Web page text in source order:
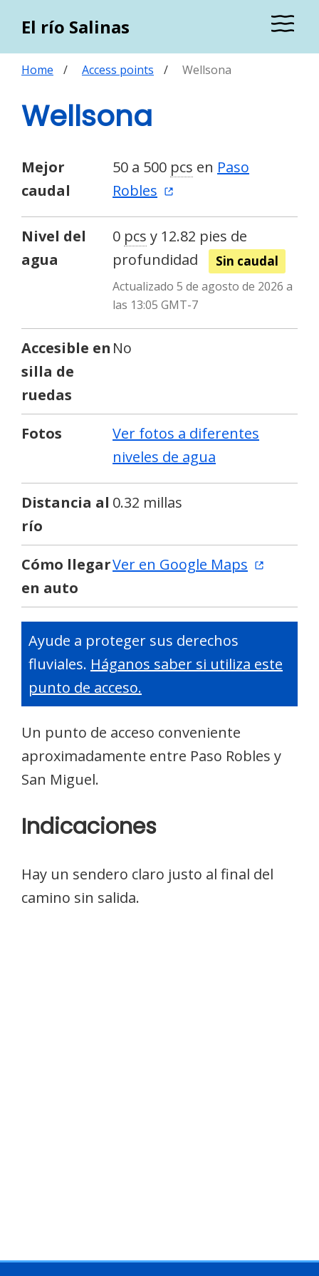
El río Salinas
Home Access points Wellsona
Wellsona
Mejor
caudal
50 a 500 pcs en Paso
Robles
Nivel del
agua
0 pcs y 12.82 pies de
profundidad
Sin caudal
Actualizado 5 de agosto de 2026 a
las 13:05 GMT-7
Accesible en
silla de
ruedas
No
Fotos
Ver fotos a diferentes
niveles de agua
Distancia al
río
0.32 millas
Cómo llegar
en auto
Ver en Google Maps
Ayude a proteger sus derechos
fluviales. Háganos saber si utiliza este
punto de acceso.
Un punto de acceso conveniente
aproximadamente entre Paso Robles y
San Miguel.
Indicaciones
Hay un sendero claro justo al final del
camino sin salida.